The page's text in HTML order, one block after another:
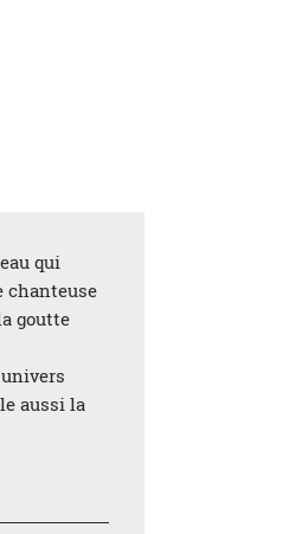
qui
chanteuse
goutte
aussi la